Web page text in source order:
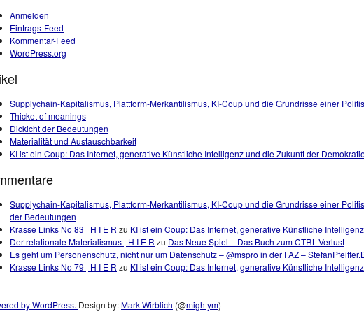
Anmelden
Eintrags-Feed
Kommentar-Feed
WordPress.org
Supplychain-Kapitalismus, Plattform-Merkantilismus, KI-Coup und die Grundrisse einer
Thicket of meanings
Dickicht der Bedeutungen
Materialität und Austauschbarkeit
KI ist ein Coup: Das Internet, generative Künstliche Intelligenz und die Zukunft der
Supplychain-Kapitalismus, Plattform-Merkantilismus, KI-Coup und die Grundrisse einer
der Bedeutungen
Krasse Links No 83 | H I E R zu KI ist ein Coup: Das Internet, generative Künstliche
Der relationale Materialismus | H I E R zu Das Neue Spiel – Das Buch zum CTRL-Verlust
Es geht um Personenschutz, nicht nur um Datenschutz – @mspro in der FAZ –
Krasse Links No 79 | H I E R zu KI ist ein Coup: Das Internet, generative Künstliche
by WordPress. Design by:Mark Wirblich (@mightym)